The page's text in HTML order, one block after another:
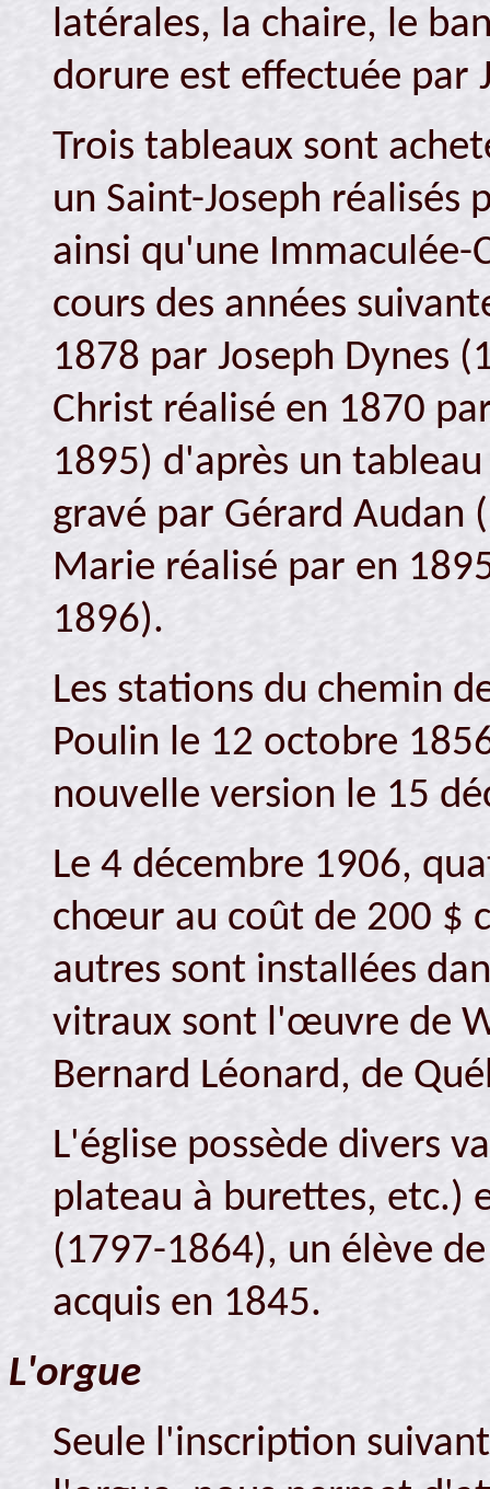
latérales, la chaire, le
dorure est effectuée par
Trois tableaux sont
un Saint-Joseph réalisés
ainsi qu'une Immaculée-
cours des années
1878 par Joseph Dynes
Christ réalisé en 1870
1895) d'après un
gravé par Gérard Audan
Marie réalisé par en
1896).
Les stations du chemin
Poulin le 12 octobre
nouvelle version le 15
Le 4 décembre 1906,
chœur au coût de 200 $
autres sont installées
vitraux sont l'œuvre de
Bernard Léonard, de
L'église possède divers
plateau à burettes, etc.)
(1797-1864), un élève
acquis en 1845.
L'orgue
Seule l'inscription